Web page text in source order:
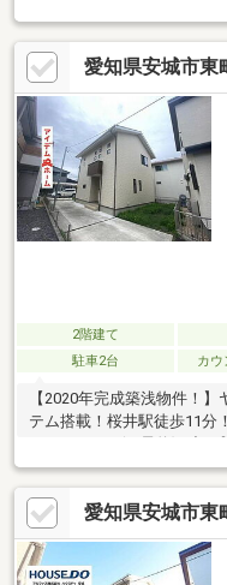
愛知県安城市東
2階建て
駐車2台
カウ
【2020年完成築浅物件！
テム搭載！桜井駅徒歩11分！ 来店相談でイオン商品券5000円分プ
愛知県安城市東